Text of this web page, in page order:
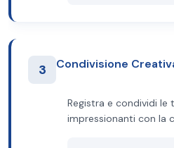
3 Condivisione
Registra e condividi le
impressionanti con la